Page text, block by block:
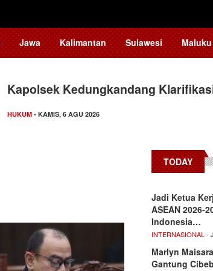
Jawa Kalimantan Sulawesi Maluku
Kapolsek Kedungkandang
HUKUM - KAMIS, 6 AGU 2026
TODAY
Jadi Ketua
ASEAN 2026-
Indonesia…
INTERNASIONAL -
Marlyn
Gantung